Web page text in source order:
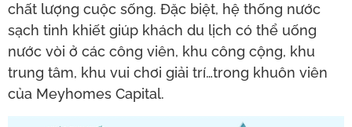
chất lượng cuộc sống. Đặc biệt, hệ thống nước
sạch tinh khiết giúp khách du lịch có thể uống
nước vòi ở các công viên, khu công cộng, khu
trung tâm, khu vui chơi giải trí…trong khuôn viên
của Meyhomes Capital.